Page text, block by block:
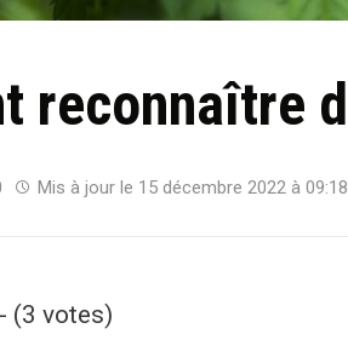
reconnaître
Mis à jour le 15 décembre 2022 à 09:18
(3 votes)